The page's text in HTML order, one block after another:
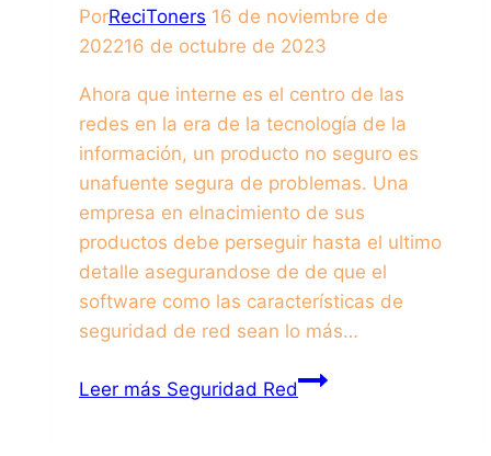
PorReciToners 16 de noviembre de
202216 de octubre de 2023
Ahora que interne es el centro de las
redes en la era de la tecnología de la
información, un producto no seguro es
unafuente segura de problemas. Una
empresa en elnacimiento de sus
productos debe perseguir hasta el ultimo
detalle asegurandose de de que el
software como las características de
seguridad de red sean lo más…
Leer más Seguridad Red